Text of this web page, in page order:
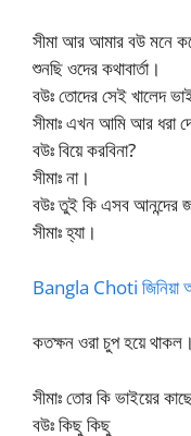
সীমা আর আমার বউ মনে
শুনছি ওদের কথাবার্তা।
বউঃ তোদের সেই খালেদ
সীমাঃ এখন আমি আর ধরা
বউঃ বিয়ে করবিনা?
সীমাঃ না।
বউঃ তুই কি এসব আনন্দের
সীমাঃ হ্যা।
Bangla Choti জিনিয়া
কতক্ষন ওরা চুপ হয়ে
সীমাঃ তোর কি ভাইয়ের
বউঃ কিছু কিছু